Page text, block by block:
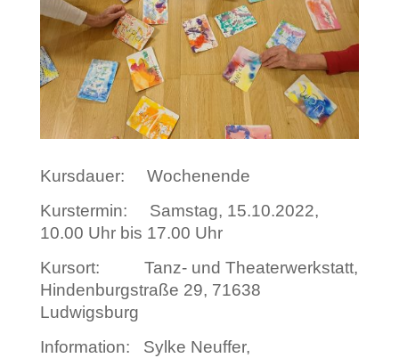
Kursdauer: Wochenende
Kurstermin: Samstag, 15.10.2022,
10.00 Uhr bis 17.00 Uhr
Kursort: Tanz- und Theaterwerkstatt,
Hindenburgstraße 29, 71638
Ludwigsburg
Information: Sylke Neuffer,